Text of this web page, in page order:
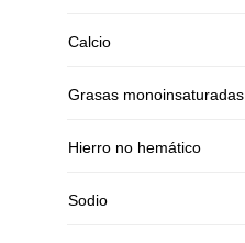
Calcio
Grasas monoinsaturadas
Hierro no hemático
Sodio